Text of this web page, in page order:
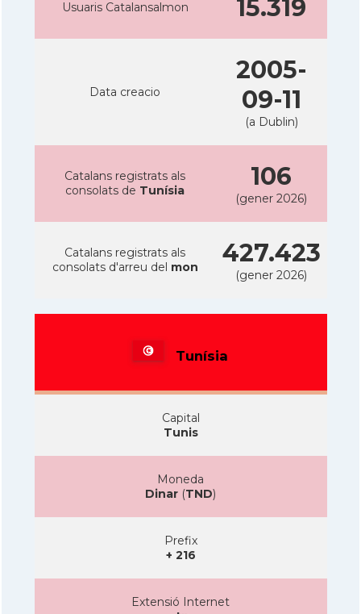
Usuaris Catalansalmon 15.319
Data creacio
2005-
09-11
(a Dublin)
Catalans registrats als
consolats de Tunísia 106
(gener 2026)
Catalans registrats als
consolats d'arreu del mon 427.423
(gener 2026)
Tunísia
Capital
Tunis
Moneda
Dinar (TND)
Prefix
+ 216
Extensió Internet